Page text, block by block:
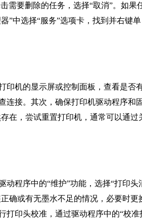
需要删除的任务，选择“取消”。如果
”中选择“服务”选项卡，找到并右键单
印机的显示屏或控制面板，查看是否
连接。其次，确保打印机驱动程序和
在，尝试重置打印机，通常可以通过
程序中的“维护”功能，选择“打印头
确或有无墨水不足的情况，必要时更
打印头校准，通过驱动程序中的“校准